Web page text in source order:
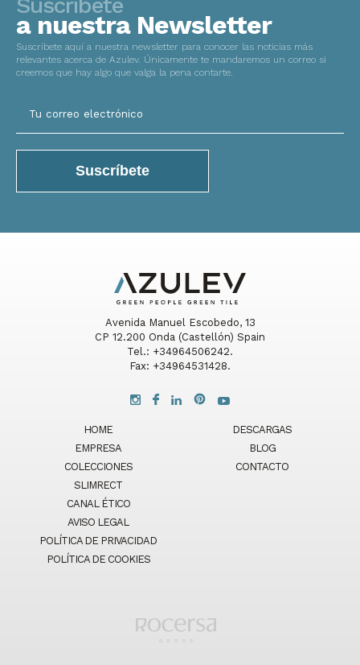
a nuestra Newsletter
Suscríbete aquí a nuestra newsletter para conocer las noticias más
relevantes acerca de Azulev. Únicamente te mandaremos un correo si
creemos que hay algo que valga la pena contarte.
Avenida Manuel Escobedo, 13
CP 12.200 Onda (Castellón) Spain
Tel.: +34964506242.
Fax: +34964531428.
HOME
EMPRESA
COLECCIONES
SLIMRECT
DESCARGAS
BLOG
CONTACTO
CANAL ÉTICO
AVISO LEGAL
POLÍTICA DE PRIVACIDAD
POLÍTICA DE COOKIES